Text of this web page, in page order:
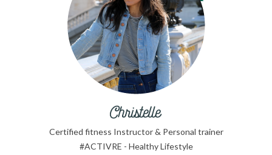
Certified fitness Instructor & Personal trainer
#ACTIVRE - Healthy Lifestyle